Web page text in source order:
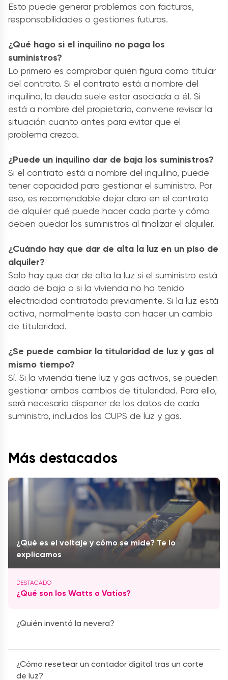
Esto puede generar problemas con facturas,
responsabilidades o gestiones futuras.
¿Qué hago si el inquilino no paga los
suministros?
Lo primero es comprobar quién figura como titular
del contrato. Si el contrato está a nombre del
inquilino, la deuda suele estar asociada a él. Si
está a nombre del propietario, conviene revisar la
situación cuanto antes para evitar que el
problema crezca.
¿Puede un inquilino dar de baja los suministros?
Si el contrato está a nombre del inquilino, puede
tener capacidad para gestionar el suministro. Por
eso, es recomendable dejar claro en el contrato
de alquiler qué puede hacer cada parte y cómo
deben quedar los suministros al finalizar el alquiler.
¿Cuándo hay que dar de alta la luz en un piso de
alquiler?
Solo hay que dar de alta la luz si el suministro está
dado de baja o si la vivienda no ha tenido
electricidad contratada previamente. Si la luz está
activa, normalmente basta con hacer un cambio
de titularidad.
¿Se puede cambiar la titularidad de luz y gas al
mismo tiempo?
Sí. Si la vivienda tiene luz y gas activos, se pueden
gestionar ambos cambios de titularidad. Para ello,
será necesario disponer de los datos de cada
suministro, incluidos los CUPS de luz y gas.
Más destacados
¿Qué es el voltaje y cómo se mide? Te lo
explicamos
¿Qué son los Watts o Vatios?
¿Quién inventó la nevera?
¿Cómo resetear un contador digital tras un corte
de luz?